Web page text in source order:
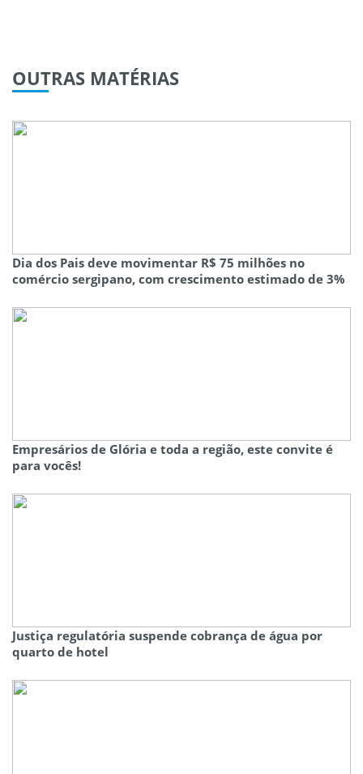
OUTRAS MATÉRIAS
Dia dos Pais deve movimentar R$ 75 milhões no
comércio sergipano, com crescimento estimado de 3%
Empresários de Glória e toda a região, este convite é
para vocês!
Justiça regulatória suspende cobrança de água por
quarto de hotel